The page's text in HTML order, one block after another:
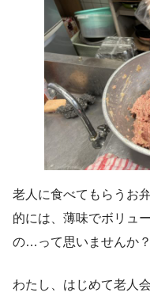
老人に食べてもらうお
的には、薄味でボリュ
の…って思いませんか？
わたし、はじめて老人